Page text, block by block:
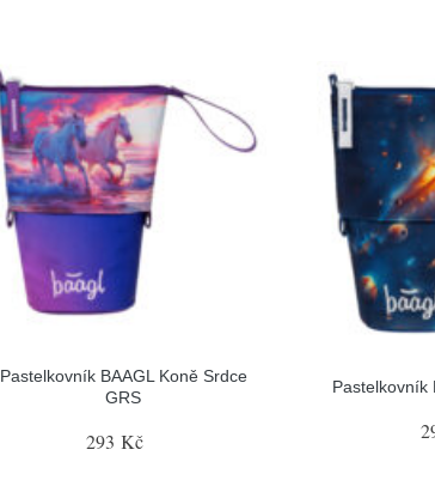
Pastelkovník BAAGL Koně Srdce
GRS
293 Kč
Pastelkovník